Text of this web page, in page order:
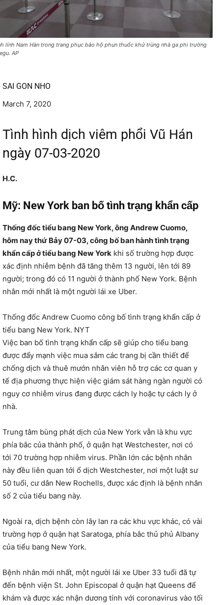
lính Nam Hàn trong trang phục bảo hộ phun thuốc khử trùng nhà ga phi trường
AP
SAI GON NHO
March 7, 2020
Tình hình dịch viêm phổi Vũ Hán
ngày 07-03-2020
H.C.
Mỹ: New York ban bố tình trạng khẩn cấp
Thống đốc tiểu bang New York, ông Andrew Cuomo,
hôm nay thứ Bảy 07-03, công bố ban hành tình trạng
khẩn cấp ở tiểu bang New York khi số trường hợp được
xác định nhiễm bệnh đã tăng thêm 13 người, lên tới 89
người; trong đó có 11 người ở thành phố New York. Bệnh
nhân mới nhất là một người lái xe Uber.
Thống đốc Andrew Cuomo công bố tình trạng khẩn cấp ở
tiểu bang New York. NYT
Việc ban bố tình trạng khẩn cấp sẽ giúp cho tiểu bang
được đẩy mạnh việc mua sắm các trang bị cần thiết để
chống dịch và thuê mướn nhân viên hỗ trợ các cơ quan y
tế địa phương thực hiện việc giám sát hàng ngàn người có
nguy cơ nhiễm virus đang được cách ly hoặc tự cách ly ở
nhà.
Trung tâm bùng phát dịch của New York vẫn là khu vực
phía bắc của thành phố, ở quận hạt Westchester, nơi có
tới 70 trường hợp nhiễm virus. Phần lớn các bệnh nhân
này đều liên quan tới ổ dịch Westchester, nơi một luật sư
50 tuổi, cư dân New Rochells, được xác định là bệnh nhân
số 2 của tiểu bang này.
Ngoài ra, dịch bệnh còn lây lan ra các khu vực khác, có vài
trường hợp ở quận hạt Saratoga, phía bắc thủ phủ Albany
của tiểu bang New York.
Bệnh nhân mới nhất, một người lái xe Uber 33 tuổi đã tự
đến bệnh viện St. John Episcopal ở quận hạt Queens để
khám và được xác nhận dương tính với coronavirus vào tối